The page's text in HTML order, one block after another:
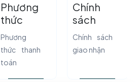
Phương
thức
thanh
toán
Phương
thức thanh
toán
Chính
sách
giao
nhận
Chính sách
giao nhận